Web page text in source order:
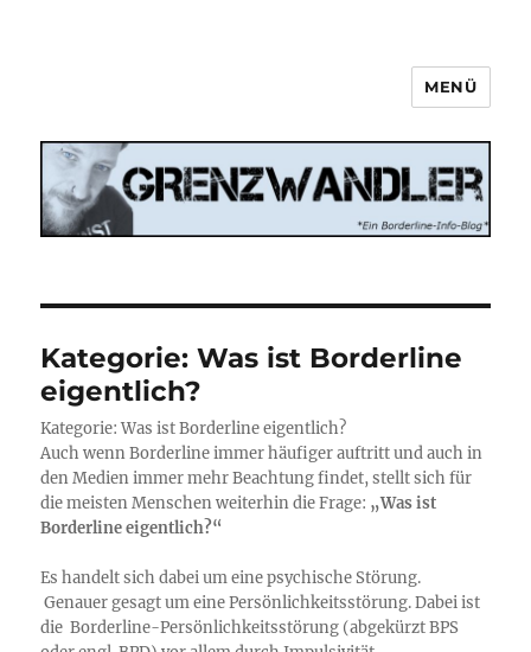
MENÜ
Kategorie:Was ist Borderline
eigentlich?
Kategorie: Was ist Borderline eigentlich?
Auch wenn Borderline immer häufiger auftritt und auch in
den Medien immer mehr Beachtung findet, stellt sich für
die meisten Menschen weiterhin die Frage: „Was ist
Borderline eigentlich?“
Es handelt sich dabei um eine psychische Störung.
Genauer gesagt um eine Persönlichkeitsstörung. Dabei ist
die Borderline-Persönlichkeitsstörung (abgekürzt BPS